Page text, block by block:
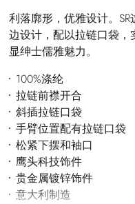
利落廓形，优雅设计。
边设计，配以拉链口袋
显绅士儒雅魅力。
100%涤纶
拉链前襟开合
斜插拉链口袋
手臂位置配有拉链口袋
松紧下摆和袖口
鹰头科技饰件
贵金属镀锌饰件
意大利制造